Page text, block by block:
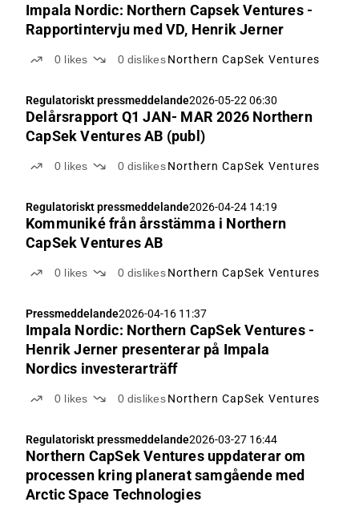
Impala Nordic: Northern Capsek Ventures -
Rapportintervju med VD, Henrik Jerner
0 likes 0 dislikes Northern CapSek Ventures
Regulatoriskt pressmeddelande2026-05-22 06:30
Delårsrapport Q1 JAN- MAR 2026 Northern
CapSek Ventures AB (publ)
0 likes 0 dislikes Northern CapSek Ventures
Regulatoriskt pressmeddelande2026-04-24 14:19
Kommuniké från årsstämma i Northern
CapSek Ventures AB
0 likes 0 dislikes Northern CapSek Ventures
Pressmeddelande2026-04-16 11:37
Impala Nordic: Northern CapSek Ventures -
Henrik Jerner presenterar på Impala
Nordics investerarträff
0 likes 0 dislikes Northern CapSek Ventures
Regulatoriskt pressmeddelande2026-03-27 16:44
Northern CapSek Ventures uppdaterar om
processen kring planerat samgående med
Arctic Space Technologies